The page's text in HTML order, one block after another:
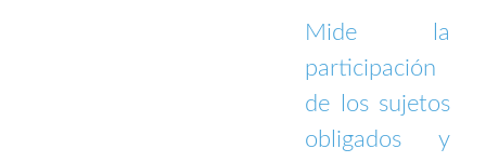
Mide la
participación
de los sujetos
obligados y